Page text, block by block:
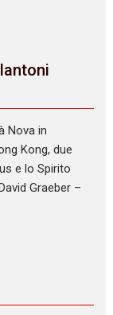
Nova in
Kong, due
e lo Spirito
Graeber –